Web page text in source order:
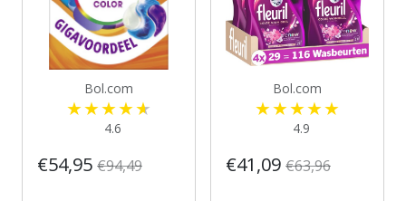
Bol.com
4.6
€54,95 €94,49
Bol.com
4.9
€41,09 €63,96